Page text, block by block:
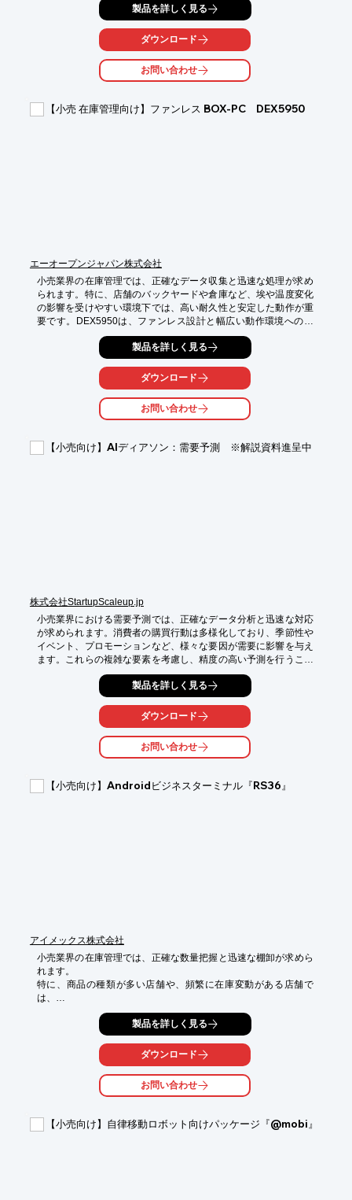
【活用シーン】
・在庫管理の最適化
・不良在庫の削減
・サプライチェーン全体の効率化
・在庫管理の改善策を検討
製品を詳しく見る
ダウンロード
お問い合わせ
【小売 在庫管理向け】ファンレス BOX-PC DEX5950
エーオープンジャパン株式会社
小売業界の在庫管理では、正確なデータ収集と迅速な処理が求め
られます。特に、店舗のバックヤードや倉庫など、埃や温度変化
の影響を受けやすい環境下では、高い耐久性と安定した動作が重
要です。DEX5950は、ファンレス設計と幅広い動作環境への対
応により、これらの課題を解決します。
【活用シーン】
・店舗バックヤードでの在庫管理システム
・倉庫内での入出庫管理システム
・デジタルサイネージと連携した在庫情報表示
・省スペース化による設置場所の有効活用
製品を詳しく見る
ダウンロード
お問い合わせ
【小売向け】AIディアソン：需要予測 ※解説資料進呈中
株式会社StartupScaleup.jp
小売業界における需要予測では、正確なデータ分析と迅速な対応
が求められます。消費者の購買行動は多様化しており、季節性や
イベント、プロモーションなど、様々な要因が需要に影響を与え
ます。これらの複雑な要素を考慮し、精度の高い予測を行うこと
が、在庫管理の最適化、機会損失の削減、顧客満足度の向上に繋
がります。AIディアソンは、御社の技術シーズを基に、需要予測
に特化した事業アイデアを創出します。
【活用シーン】
・過去の販売データと外部要因を組み合わせた需要予測モデルの
・季節性商品の需要予測
製品を詳しく見る
ダウンロード
お問い合わせ
【小売向け】Androidビジネスターミナル『RS36』
アイメックス株式会社
小売業界の在庫管理では、正確な数量把握と迅速な棚卸が求めら
れます。
特に、商品の種類が多い店舗や、頻繁に在庫変動がある店舗で
は、
手作業での管理に限界があり、人的ミスや時間的コストが課題と
RS36は、Android OSを搭載し、クラウドサービスや一般
Androidアプリとの連携が可能なため、
在庫管理システムの導入や運用を容易にします。
5.5インチ大型高感度タッチパネルと堅牢性により、現場での利
用にも適しています。
【活用シーン】
・商品棚卸
製品を詳しく見る
ダウンロード
お問い合わせ
【小売向け】自律移動ロボット向けパッケージ『@mobi』